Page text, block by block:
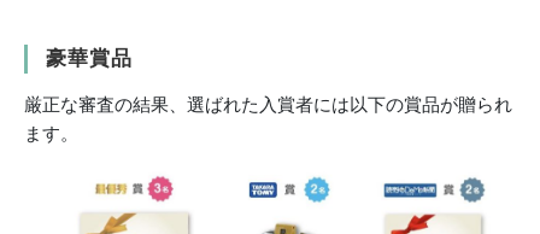
豪華賞品
厳正な審査の結果、選ばれた入賞者には以下の賞品が贈られ
ます。